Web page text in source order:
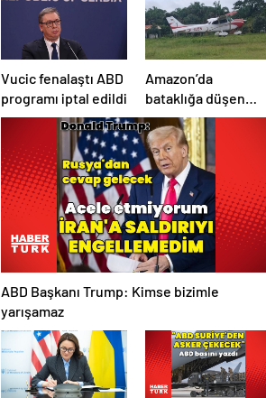
Vucic fenalaştı ABD
programı iptal edildi
Amazon’da
bataklığa düşen
uçağın yolcuları, 36
saat kurtarılmayı
bekledi
ABD Başkanı Trump: Kimse bizimle
yarışamaz